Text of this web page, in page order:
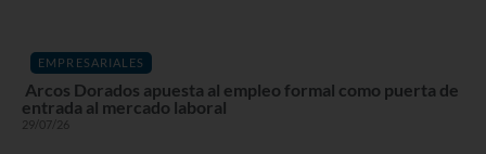
EMPRESARIALES
Arcos Dorados apuesta al empleo formal como puerta de
entrada al mercado laboral
29/07/26